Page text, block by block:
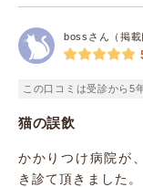
bossさん（掲載
この口コミは受診から5
猫の誤飲
かかりつけ病院が
き診て頂きました。